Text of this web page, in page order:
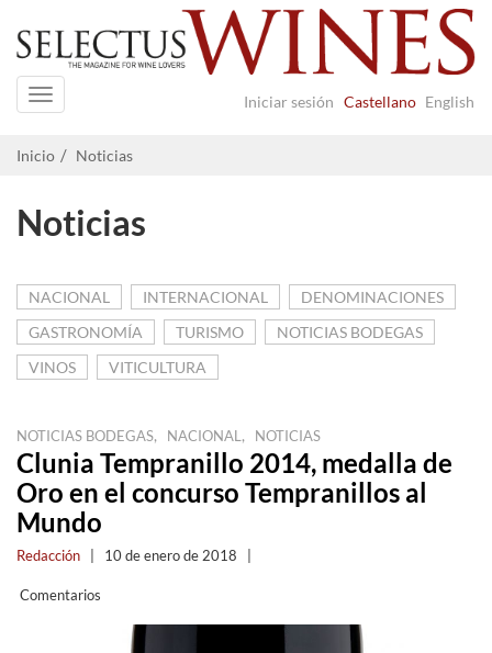
Iniciar sesión Castellano English
Navigation
Inicio Noticias
Noticias
NACIONAL INTERNACIONAL
DENOMINACIONES
GASTRONOMÍA
TURISMO
NOTICIAS BODEGAS
VINOS
VITICULTURA
NOTICIAS BODEGAS, NACIONAL , NOTICIAS
Clunia Tempranillo 2014, medalla de
Oro en el concurso Tempranillos al
Mundo
Redacción 10 de enero de 2018
Comentarios